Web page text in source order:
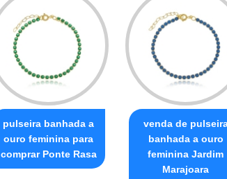
pulseira banhada a
ouro feminina para
comprar Ponte Rasa
venda de
banhada a ouro
feminina Jardim
Marajoara